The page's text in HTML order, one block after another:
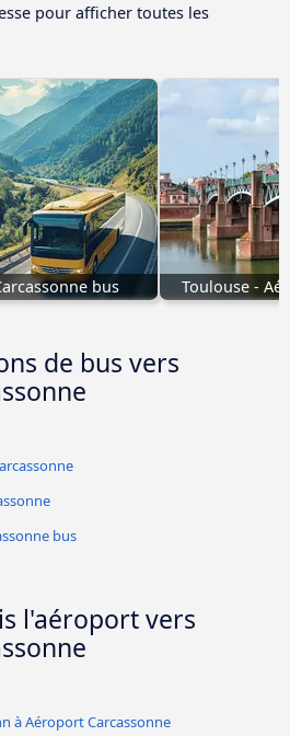
pour afficher toutes les
bus Toulouse -
de bus vers
bus
l'aéroport vers
à Aéroport Carcassonne